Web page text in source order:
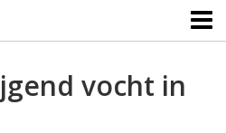
vocht in